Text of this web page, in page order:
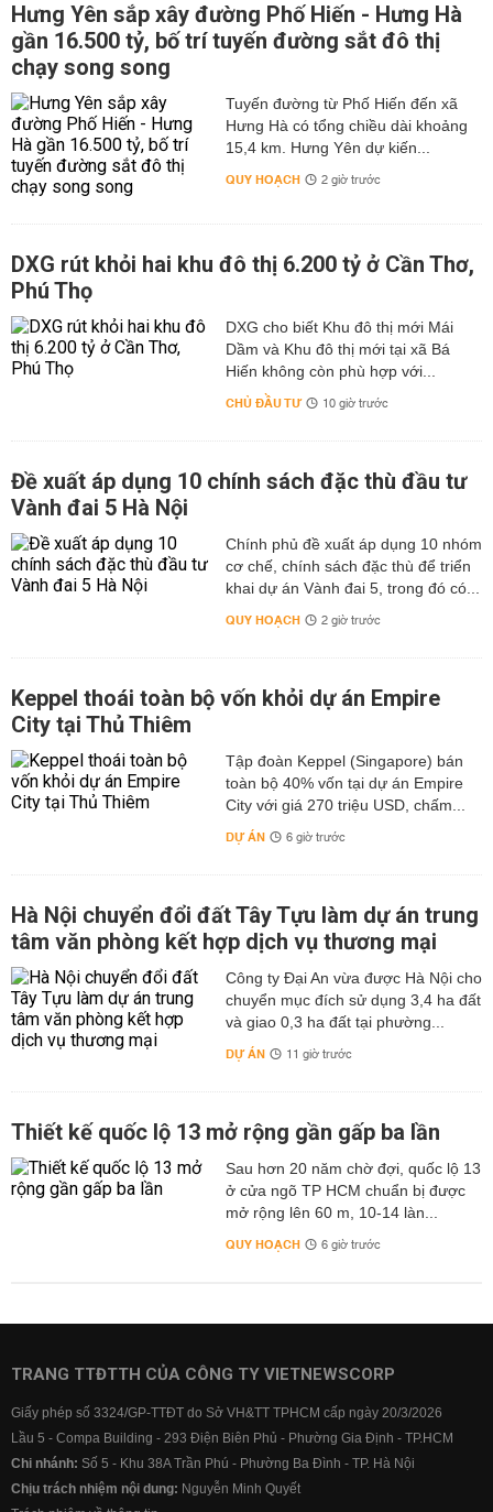
Hưng Yên sắp xây đường Phố Hiến - Hưng Hà
gần 16.500 tỷ, bố trí tuyến đường sắt đô thị
chạy song song
Tuyến đường từ Phố Hiến đến xã
Hưng Hà có tổng chiều dài khoảng
15,4 km. Hưng Yên dự kiến...
QUY HOẠCH 2 giờ trước
DXG rút khỏi hai khu đô thị 6.200 tỷ ở Cần Thơ,
Phú Thọ
DXG cho biết Khu đô thị mới Mái
Dầm và Khu đô thị mới tại xã Bá
Hiến không còn phù hợp với...
CHỦ ĐẦU TƯ 10 giờ trước
Đề xuất áp dụng 10 chính sách đặc thù đầu tư
Vành đai 5 Hà Nội
Chính phủ đề xuất áp dụng 10 nhóm
cơ chế, chính sách đặc thù để triển
khai dự án Vành đai 5, trong đó có...
QUY HOẠCH 2 giờ trước
Keppel thoái toàn bộ vốn khỏi dự án Empire
City tại Thủ Thiêm
Tập đoàn Keppel (Singapore) bán
toàn bộ 40% vốn tại dự án Empire
City với giá 270 triệu USD, chấm...
DỰ ÁN 6 giờ trước
Hà Nội chuyển đổi đất Tây Tựu làm dự án trung
tâm văn phòng kết hợp dịch vụ thương mại
Công ty Đại An vừa được Hà Nội cho
chuyển mục đích sử dụng 3,4 ha đất
và giao 0,3 ha đất tại phường...
DỰ ÁN 11 giờ trước
Thiết kế quốc lộ 13 mở rộng gần gấp ba lần
Sau hơn 20 năm chờ đợi, quốc lộ 13
ở cửa ngõ TP HCM chuẩn bị được
mở rộng lên 60 m, 10-14 làn...
QUY HOẠCH 6 giờ trước
TRANG TTĐTTH CỦA CÔNG TY VIETNEWSCORP
Giấy phép số 3324/GP-TTĐT do Sở VH&TT TPHCM cấp ngày 20/3/2026
Lầu 5 - Compa Building - 293 Điện Biên Phủ - Phường Gia Định - TP.HCM
Chi nhánh: Số 5 - Khu 38A Trần Phú - Phường Ba Đình - TP. Hà Nội
Chịu trách nhiệm nội dung: Nguyễn Minh Quyết